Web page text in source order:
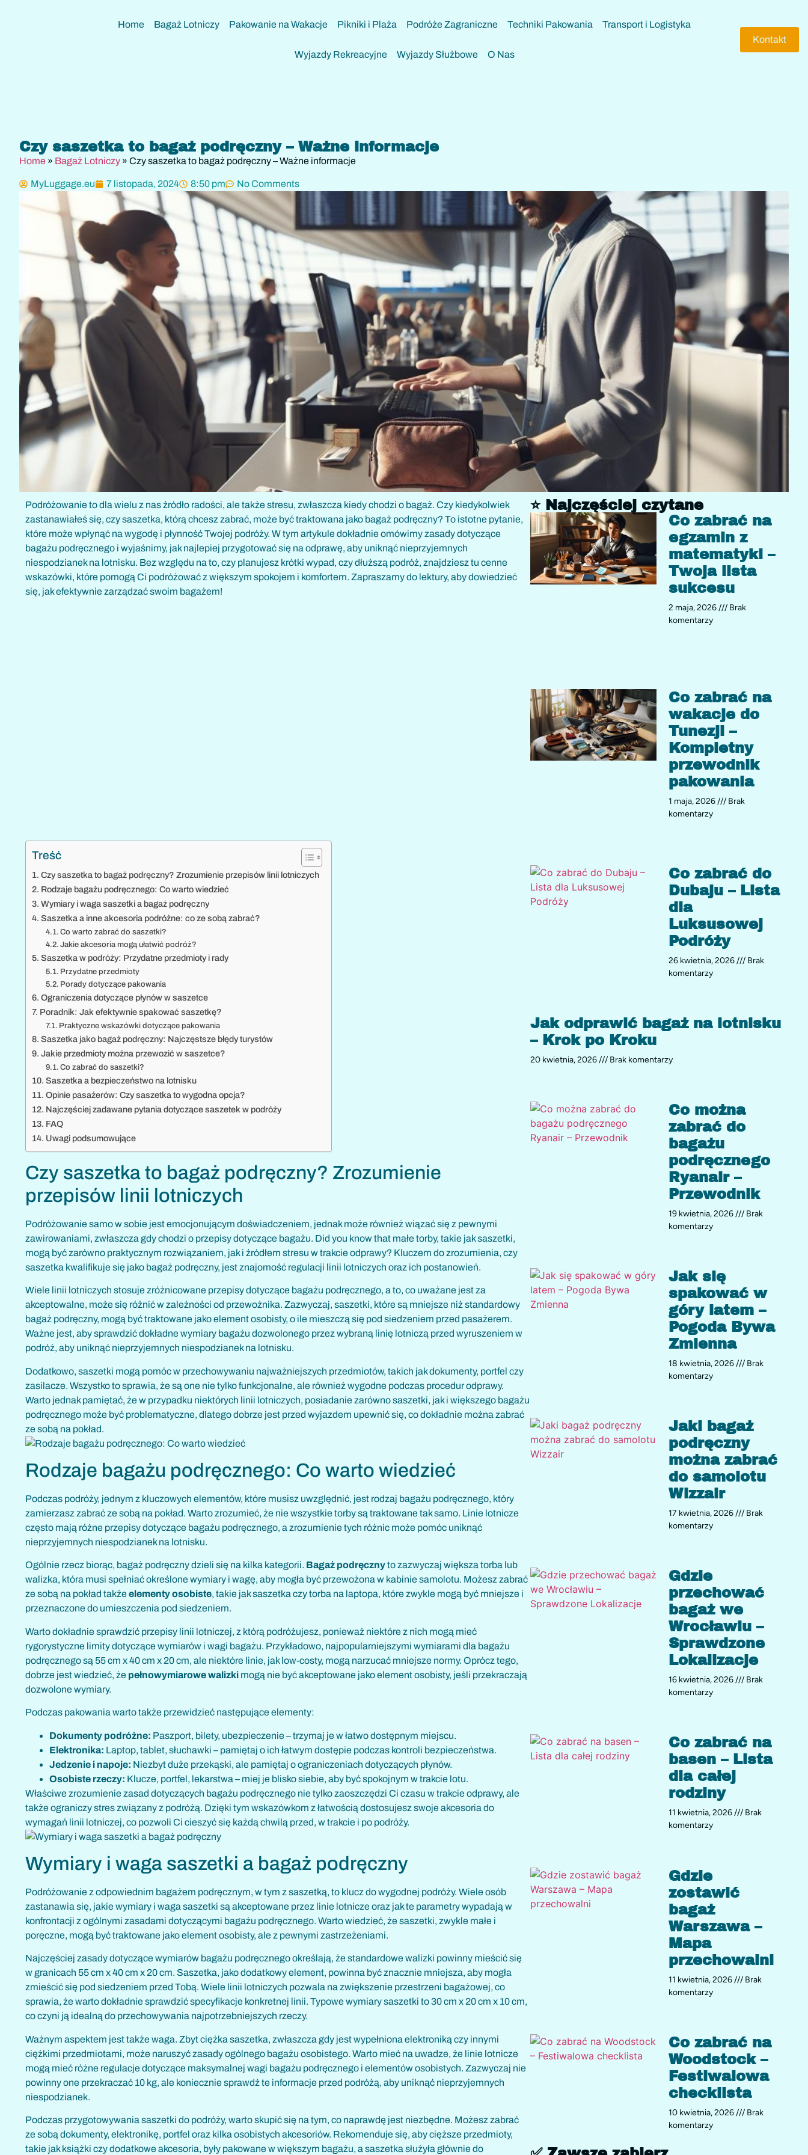
Home Bagaż Lotniczy Pakowanie na Wakacje Pikniki i Plaża Podróże Zagraniczne Techniki Pakowania Transport i Logistyka
Wyjazdy Rekreacyjne Wyjazdy Służbowe O Nas
Kontakt
Czy saszetka to bagaż podręczny – Ważne informacje
Home » Bagaż Lotniczy » Czy saszetka to bagaż podręczny – Ważne informacje
MyLuggage.eu 7 listopada, 2024 8:50 pm No Comments
Podróżowanie to dla wielu z nas źródło radości, ale także stresu, zwłaszcza kiedy chodzi o bagaż. Czy kiedykolwiek
zastanawiałeś się, czy saszetka, którą chcesz zabrać, może być traktowana jako bagaż podręczny? To istotne pytanie,
które może wpłynąć na wygodę i płynność Twojej podróży. W tym artykule dokładnie omówimy zasady dotyczące
bagażu podręcznego i wyjaśnimy, jak najlepiej przygotować się na odprawę, aby uniknąć nieprzyjemnych
niespodzianek na lotnisku. Bez względu na to, czy planujesz krótki wypad, czy dłuższą podróż, znajdziesz tu cenne
wskazówki, które pomogą Ci podróżować z większym spokojem i komfortem. Zapraszamy do lektury, aby dowiedzieć
się, jak efektywnie zarządzać swoim bagażem!
Treść
Czy saszetka to bagaż podręczny? Zrozumienie przepisów linii lotniczych
Rodzaje bagażu podręcznego: Co warto wiedzieć
Wymiary i waga saszetki a bagaż podręczny
Saszetka a inne akcesoria podróżne: co ze sobą zabrać?
Co warto zabrać do saszetki?
Jakie akcesoria mogą ułatwić podróż?
Saszetka w podróży: Przydatne przedmioty i rady
Przydatne przedmioty
Porady dotyczące pakowania
Ograniczenia dotyczące płynów w saszetce
Poradnik: Jak efektywnie spakować saszetkę?
Praktyczne wskazówki dotyczące pakowania
Saszetka jako bagaż podręczny: Najczęstsze błędy turystów
Jakie przedmioty można przewozić w saszetce?
Co zabrać do saszetki?
Saszetka a bezpieczeństwo na lotnisku
Opinie pasażerów: Czy saszetka to wygodna opcja?
Najczęściej zadawane pytania dotyczące saszetek w podróży
FAQ
Uwagi podsumowujące
Czy saszetka to bagaż podręczny? Zrozumienie
przepisów linii lotniczych
Podróżowanie samo w sobie jest emocjonującym doświadczeniem, jednak może również wiązać się z pewnymi
zawirowaniami, zwłaszcza gdy chodzi o przepisy dotyczące bagażu. Did you know that małe torby, takie jak saszetki,
mogą być zarówno praktycznym rozwiązaniem, jak i źródłem stresu w trakcie odprawy? Kluczem do zrozumienia, czy
saszetka kwalifikuje się jako bagaż podręczny, jest znajomość regulacji linii lotniczych oraz ich postanowień.
Wiele linii lotniczych stosuje zróżnicowane przepisy dotyczące bagażu podręcznego, a to, co uważane jest za
akceptowalne, może się różnić w zależności od przewoźnika. Zazwyczaj, saszetki, które są mniejsze niż standardowy
bagaż podręczny, mogą być traktowane jako element osobisty, o ile mieszczą się pod siedzeniem przed pasażerem.
Ważne jest, aby sprawdzić dokładne wymiary bagażu dozwolonego przez wybraną linię lotniczą przed wyruszeniem w
podróż, aby uniknąć nieprzyjemnych niespodzianek na lotnisku.
Dodatkowo, saszetki mogą pomóc w przechowywaniu najważniejszych przedmiotów, takich jak dokumenty, portfel czy
zasilacze. Wszystko to sprawia, że są one nie tylko funkcjonalne, ale również wygodne podczas procedur odprawy.
Warto jednak pamiętać, że w przypadku niektórych linii lotniczych, posiadanie zarówno saszetki, jak i większego bagażu
podręcznego może być problematyczne, dlatego dobrze jest przed wyjazdem upewnić się, co dokładnie można zabrać
ze sobą na pokład.
Rodzaje bagażu podręcznego: Co warto wiedzieć
Podczas podróży, jednym z kluczowych elementów, które musisz uwzględnić, jest rodzaj bagażu podręcznego, który
zamierzasz zabrać ze sobą na pokład. Warto zrozumieć, że nie wszystkie torby są traktowane tak samo. Linie lotnicze
często mają różne przepisy dotyczące bagażu podręcznego, a zrozumienie tych różnic może pomóc uniknąć
nieprzyjemnych niespodzianek na lotnisku.
Ogólnie rzecz biorąc, bagaż podręczny dzieli się na kilka kategorii. Bagaż podręcznyto zazwyczaj większa torba lub
walizka, która musi spełniać określone wymiary i wagę, aby mogła być przewożona w kabinie samolotu. Możesz zabrać
ze sobą na pokład takżeelementy osobiste, takie jak saszetka czy torba na laptopa, które zwykle mogą być mniejsze i
przeznaczone do umieszczenia pod siedzeniem.
Warto dokładnie sprawdzić przepisy linii lotniczej, z którą podróżujesz, ponieważ niektóre z nich mogą mieć
rygorystyczne limity dotyczące wymiarów i wagi bagażu. Przykładowo, najpopularniejszymi wymiarami dla bagażu
podręcznego są 55 cm x 40 cm x 20 cm, ale niektóre linie, jak low-costy, mogą narzucać mniejsze normy. Oprócz tego,
dobrze jest wiedzieć, że pełnowymiarowe walizki mogą nie być akceptowane jako element osobisty, jeśli przekraczają
dozwolone wymiary.
Podczas pakowania warto także przewidzieć następujące elementy:
Dokumenty podróżne: Paszport, bilety, ubezpieczenie – trzymaj je w łatwo dostępnym miejscu.
Elektronika: Laptop, tablet, słuchawki – pamiętaj o ich łatwym dostępie podczas kontroli bezpieczeństwa.
Jedzenie i napoje: Niezbyt duże przekąski, ale pamiętaj o ograniczeniach dotyczących płynów.
Osobiste rzeczy: Klucze, portfel, lekarstwa – miej je blisko siebie, aby być spokojnym w trakcie lotu.
Właściwe zrozumienie zasad dotyczących bagażu podręcznego nie tylko zaoszczędzi Ci czasu w trakcie odprawy, ale
także ograniczy stres związany z podróżą. Dzięki tym wskazówkom z łatwością dostosujesz swoje akcesoria do
wymagań linii lotniczej, co pozwoli Ci cieszyć się każdą chwilą przed, w trakcie i po podróży.
Wymiary i waga saszetki a bagaż podręczny
Podróżowanie z odpowiednim bagażem podręcznym, w tym z saszetką, to klucz do wygodnej podróży. Wiele osób
zastanawia się, jakie wymiary i waga saszetki są akceptowane przez linie lotnicze oraz jak te parametry wypadają w
konfrontacji z ogólnymi zasadami dotyczącymi bagażu podręcznego. Warto wiedzieć, że saszetki, zwykle małe i
poręczne, mogą być traktowane jako element osobisty, ale z pewnymi zastrzeżeniami.
Najczęściej zasady dotyczące wymiarów bagażu podręcznego określają, że standardowe walizki powinny mieścić się
w granicach 55 cm x 40 cm x 20 cm. Saszetka, jako dodatkowy element, powinna być znacznie mniejsza, aby mogła
zmieścić się pod siedzeniem przed Tobą. Wiele linii lotniczych pozwala na zwiększenie przestrzeni bagażowej, co
sprawia, że warto dokładnie sprawdzić specyfikacje konkretnej linii. Typowe wymiary saszetki to 30 cm x 20 cm x 10 cm,
co czyni ją idealną do przechowywania najpotrzebniejszych rzeczy.
Ważnym aspektem jest także waga. Zbyt ciężka saszetka, zwłaszcza gdy jest wypełniona elektroniką czy innymi
ciężkimi przedmiotami, może naruszyć zasady ogólnego bagażu osobistego. Warto mieć na uwadze, że linie lotnicze
mogą mieć różne regulacje dotyczące maksymalnej wagi bagażu podręcznego i elementów osobistych. Zazwyczaj nie
powinny one przekraczać 10 kg, ale koniecznie sprawdź te informacje przed podróżą, aby uniknąć nieprzyjemnych
niespodzianek.
Podczas przygotowywania saszetki do podróży, warto skupić się na tym, co naprawdę jest niezbędne. Możesz zabrać
ze sobą dokumenty, elektronikę, portfel oraz kilka osobistych akcesoriów. Rekomenduje się, aby cięższe przedmioty,
takie jak książki czy dodatkowe akcesoria, były pakowane w większym bagażu, a saszetka służyła głównie do
⭐ Najczęściej czytane
Co zabrać na
egzamin z
matematyki –
Twoja lista
sukcesu
2 maja, 2026
Brak
komentarzy
Co zabrać na
wakacje do
Tunezji –
Kompletny
przewodnik
pakowania
1 maja, 2026
Brak
komentarzy
Co zabrać do
Dubaju – Lista
dla
Luksusowej
Podróży
26 kwietnia, 2026
Brak
komentarzy
Jak odprawić bagaż na lotnisku
– Krok po Kroku
20 kwietnia, 2026 Brak komentarzy
Co można
zabrać do
bagażu
podręcznego
Ryanair –
Przewodnik
19 kwietnia, 2026
Brak
komentarzy
Jak się
spakować w
góry latem –
Pogoda Bywa
Zmienna
18 kwietnia, 2026
Brak
komentarzy
Jaki bagaż
podręczny
można zabrać
do samolotu
Wizzair
17 kwietnia, 2026
Brak
komentarzy
Gdzie
przechować
bagaż we
Wrocławiu –
Sprawdzone
Lokalizacje
16 kwietnia, 2026
Brak
komentarzy
Co zabrać na
basen – Lista
dla całej
rodziny
11 kwietnia, 2026
Brak
komentarzy
Gdzie
zostawić
bagaż
Warszawa –
Mapa
przechowalni
11 kwietnia, 2026
Brak
komentarzy
Co zabrać na
Woodstock –
Festiwalowa
checklista
10 kwietnia, 2026
Brak
komentarzy